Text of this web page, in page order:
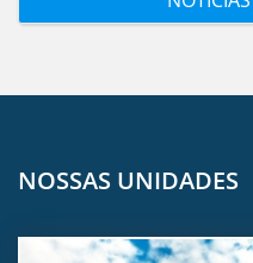
NOSSAS UNIDADES